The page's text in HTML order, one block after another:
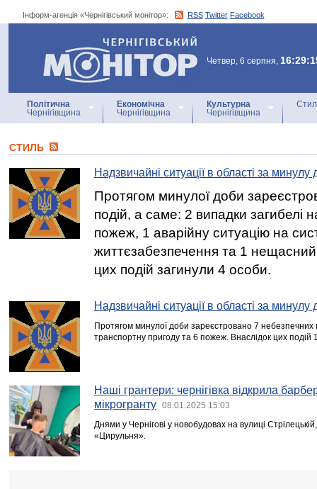
Інформ-агенція «Чернігівський монітор»: RSS Twitter Facebook
Інформ-агенція
«Чернігівський монітор»
Четвер, 6 серпня,
Політична
Чернігівщина
Економічна
Чернігівщина
Культурна
Чернігівщина
СТИЛЬ
Надзвичайні ситуації в області за минулу
Протягом минулої доби
подій, а саме: 2 випадки загибелі
пожеж, 1 аварійну ситуацію на
життєзабезпечення та 1
цих подій загинули 4 особи.
Надзвичайні ситуації в області за минулу
Протягом минулої доби зареєстровано 7
транспортну пригоду та 6 пожеж. Внаслідок цих
Наші грантери: чернігівка відкрила
мікрогранту
08.01.2025 15:03
Днями у Чернігові у новобудовах на вулиці
«Цирульня».